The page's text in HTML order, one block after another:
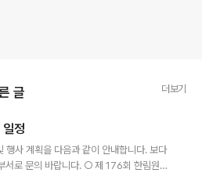
글 더보기
정
행사 계획을 다음과 같이 안내합니다. 보다
서로 문의 바랍니다. ○ 제 176회 한림원